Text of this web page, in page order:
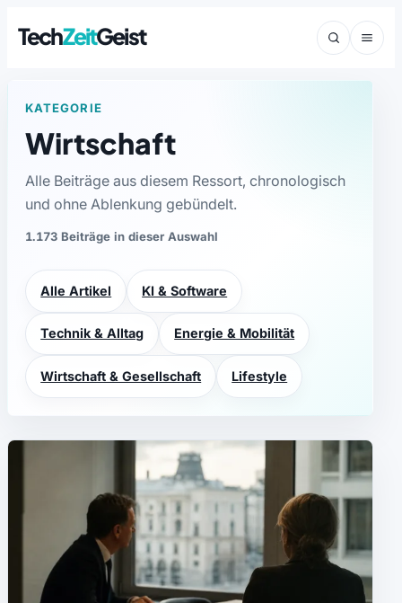
TechZeitGeist
KATEGORIE
Wirtschaft
Alle Beiträge aus diesem Ressort, chronologisch
und ohne Ablenkung gebündelt.
1.173 Beiträge in dieser Auswahl
Alle Artikel KI & Software
Technik & Alltag Energie & Mobilität
Wirtschaft & Gesellschaft Lifestyle